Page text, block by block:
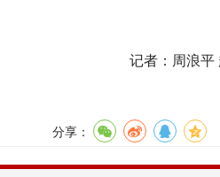
记者：周浪平
分享：